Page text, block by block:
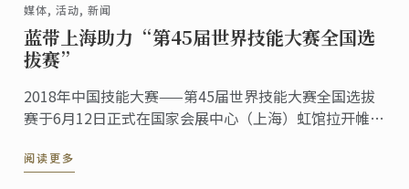
媒体, 活动, 新闻
蓝带上海助力“第45届世界技能大赛全国选
拔赛”
2018年中国技能大赛——第45届世界技能大赛全国选拔
赛于6月12日正式在国家会展中心（上海）虹馆拉开帷
队，共约900名选手，在34个技能比赛项目中一展身
阅读更多